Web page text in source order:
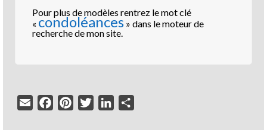
Pour plus de modèles rentrez le mot clé
« condoléances » dans le moteur de
recherche de mon site.
Email FacebookPinterestTwitterLinkedIn